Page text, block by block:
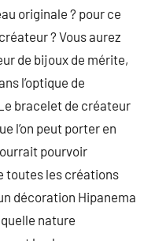
originale ? pour ce
? Vous aurez
de bijoux de mérite,
l’optique de
bracelet de créateur
l’on peut porter en
pourvoir
toutes les créations
décoration Hipanema
nature